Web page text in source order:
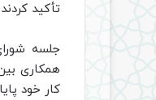
تأکید
جلسه
همکاری
کار خود